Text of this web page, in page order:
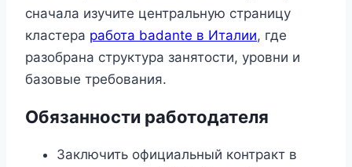
сначала изучите центральную страницу
кластера работа badante в Италии, где
разобрана структура занятости, уровни и
базовые требования.
Обязанности работодателя
Заключить официальный контракт в